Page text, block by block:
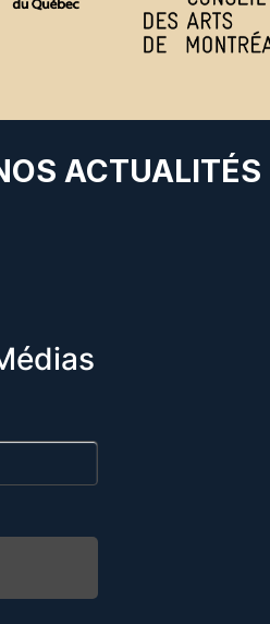
ACTUALITÉS